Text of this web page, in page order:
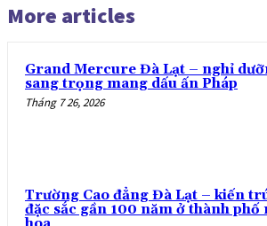
More articles
Grand Mercure Đà Lạt – nghỉ
sang trọng mang dấu ấn Pháp
Tháng 7 26, 2026
Trường Cao đẳng Đà Lạt – kiến
đặc sắc gần 100 năm ở thành phố